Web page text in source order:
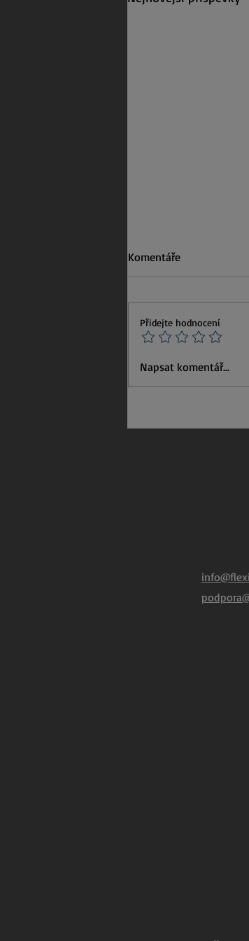
Na které dieselové
Komentáře
Přidejte hodnocení
Napsat komentář...